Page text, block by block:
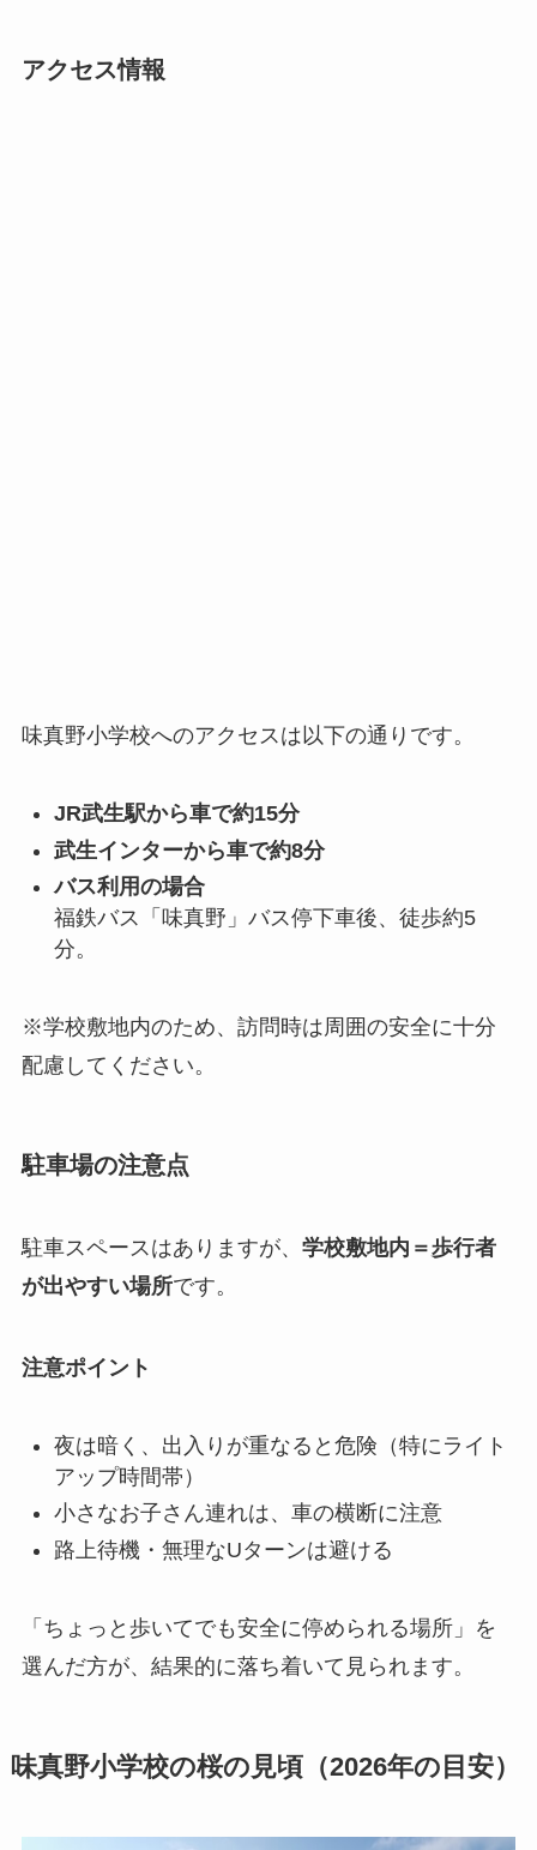
アクセス情報
味真野小学校へのアクセスは以下の通りです。
JR武生駅から車で約15分
武生インターから車で約8分
バス利用の場合
福鉄バス「味真野」バス停下車後、徒歩約5
分。
※学校敷地内のため、訪問時は周囲の安全に十分
配慮してください。
駐車場の注意点
駐車スペースはありますが、 学校敷地内＝歩行者
が出やすい場所です。
注意ポイント
夜は暗く、出入りが重なると危険（特にライト
アップ時間帯）
小さなお子さん連れは、車の横断に注意
路上待機・無理なUターンは避ける
「ちょっと歩いてでも安全に停められる場所」を
選んだ方が、結果的に落ち着いて見られます。
味真野小学校の桜の見頃（2026年の目安）